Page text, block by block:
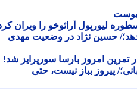
لیورپول آرائوخو را ویران کرد!
حسین نژاد در وضعیت مهدی
امروز بارسا سورپرایز شد!
پیروز بباز نیست، حتی